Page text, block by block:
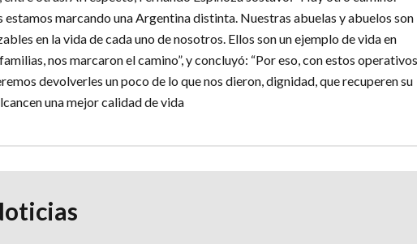
marcando una Argentina distinta. Nuestras abuelas y abuelos son
en la vida de cada uno de nosotros. Ellos son un ejemplo de vida en
nos marcaron el camino”, y concluyó: “Por eso, con estos
devolverles un poco de lo que nos dieron, dignidad, que recuperen su
una mejor calidad de vida